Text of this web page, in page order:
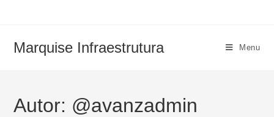
Marquise Infraestrutura Menu
Autor: @avanzadmin